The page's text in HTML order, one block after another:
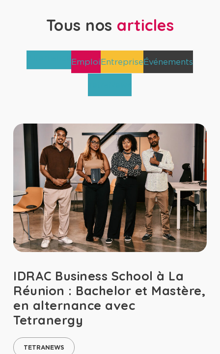
Tous nos articles
IDRAC Business School à La
Réunion : Bachelor et Mastère,
en alternance avec
Tetranergy
TETRANEWS
EmploiEntrepriseÉvénements